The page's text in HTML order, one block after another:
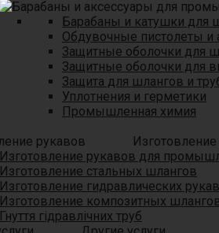
Барабаны и катушки для
Обдувочные пистолеты и
Защитные оболочки для
Защитные оболочки для
Защита для шлангов и
Уплотнения и герметики
Промышленная химия
Изготовление рукавов для
Изготовление стальных шлангов
Изготовление гидравлических
Изготовление композитных
Гнуття гідравлічних труб